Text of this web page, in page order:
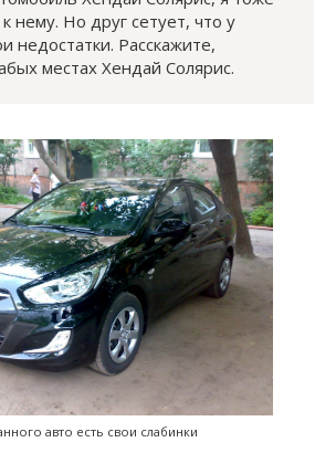
нему. Но друг сетует, что у
недостатки. Расскажите,
местах Хендай Солярис.
авто есть свои слабинки